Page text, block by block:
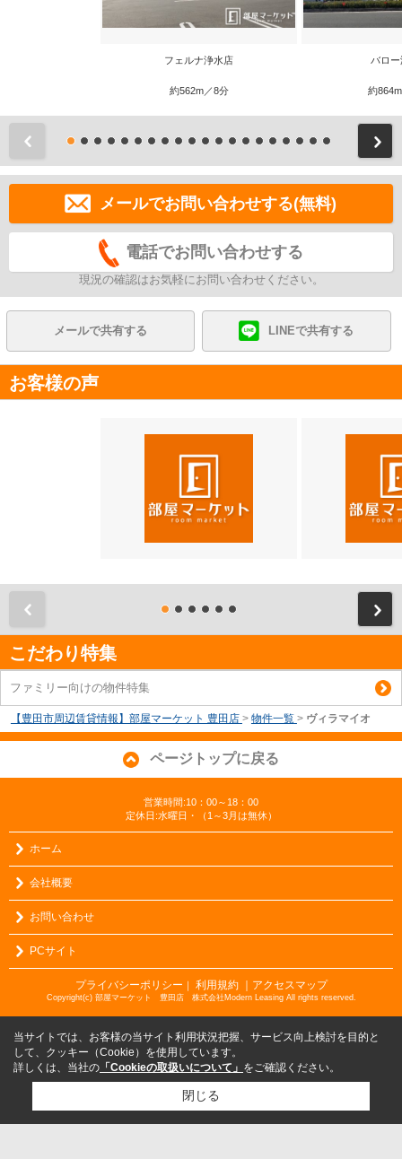
フェルナ浄水店
約562m／8分
バロ
約
メールでお問い合わせする(無料)
電話でお問い合わせする
現況の確認はお気軽にお問い合わせください。
メールで共有する LINEで共有する
お客様の声
こだわり特集
ファミリー向けの物件特集
【豊田市周辺賃貸情報】部屋マーケット 豊田店 > 物件一覧 > ヴィラマイオ
ページトップに戻る
営業時間:10：00～18：00
定休日:水曜日・（1～3月は無休）
ホーム
会社概要
お問い合わせ
PCサイト
プライバシーポリシー 利用規約 ｜アクセスマップ
Copyright(c) 部屋マーケット 豊田店 株式会社Modern Leasing All rights reserved.
当サイトでは、お客様の当サイト利用状況把握、サービス向上検討を目的と
して、クッキー（Cookie）を使用しています。
詳しくは、当社の 「Cookieの取扱いについて」 をご確認ください。
閉じる